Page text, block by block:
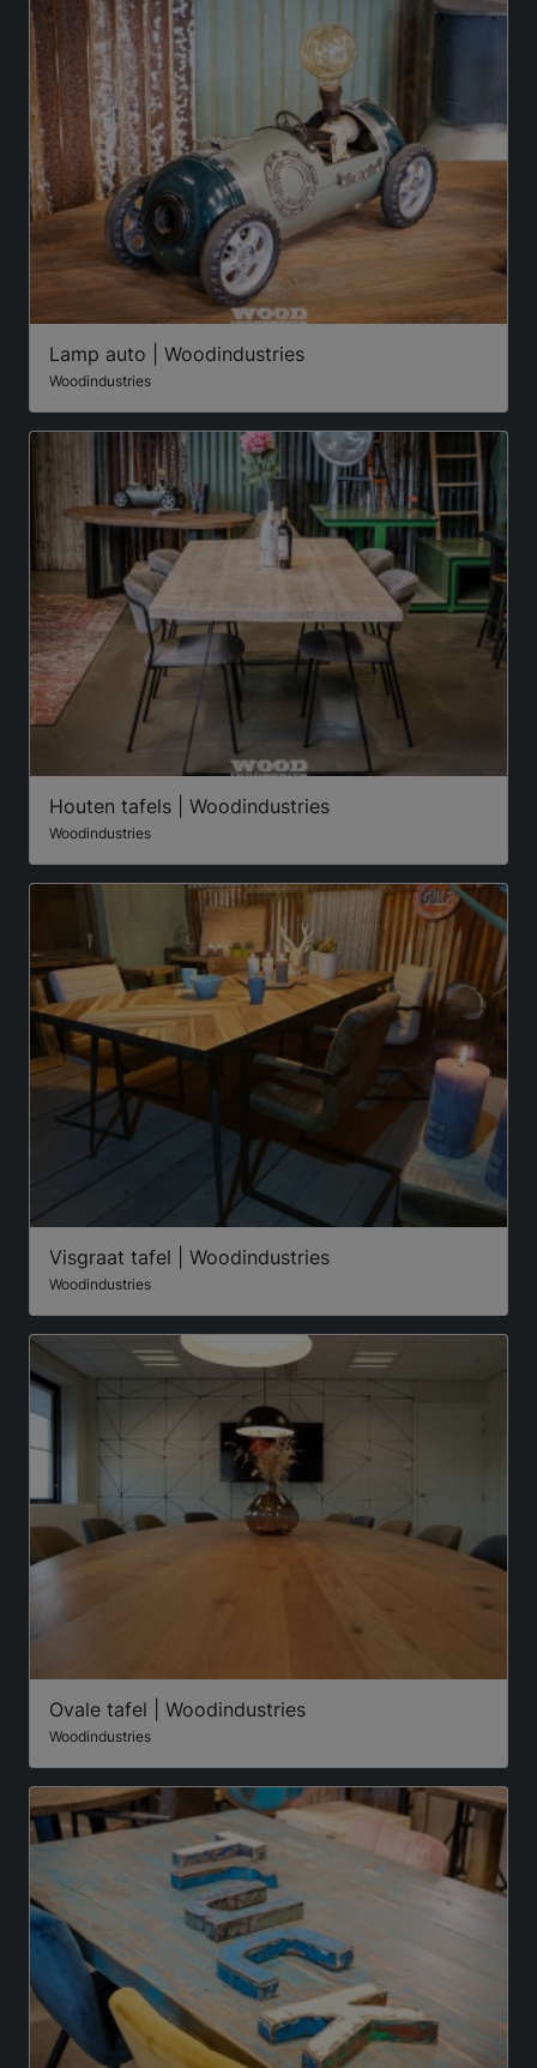
Lamp auto | Woodindustries
Woodindustries
Houten tafels | Woodindustries
Woodindustries
Visgraat tafel | Woodindustries
Woodindustries
Ovale tafel | Woodindustries
Woodindustries